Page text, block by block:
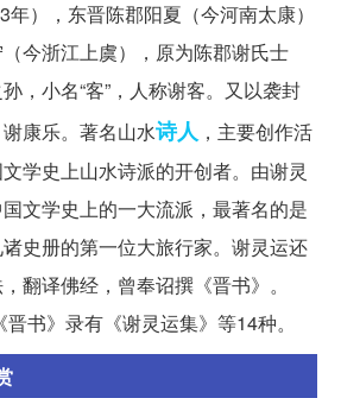
），东晋陈郡阳夏（今河南太康）
今浙江上虞），原为陈郡谢氏士
，小名“客”，人称谢客。又以袭封
康乐。著名山水诗人 ，主要创作活
学史上山水诗派的开创者。由谢灵
文学史上的一大流派，最著名的是
诸史册的第一位大旅行家。谢灵运还
翻译佛经，曾奉诏撰《晋书》。
晋书》录有《谢灵运集》等14种。